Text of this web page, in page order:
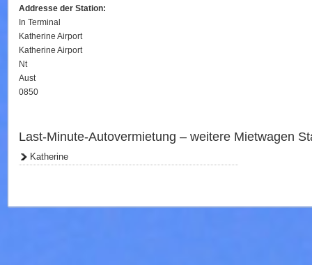
Addresse der Station:
In Terminal
Katherine Airport
Katherine Airport
Nt
Aust
0850
Last-Minute-Autovermietung – weitere Mietwagen
Katherine